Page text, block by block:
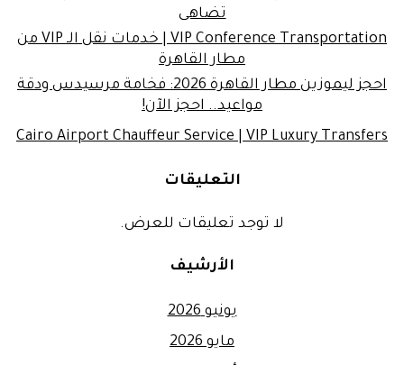
تضاهى
VIP Conference Transportation | خدمات نقل الـ VIP من
مطار القاهرة
احجز ليموزين مطار القاهرة 2026: فخامة مرسيدس ودقة
مواعيد.. احجز الآن!
Cairo Airport Chauffeur Service | VIP Luxury Transfers
التعليقات
لا توجد تعليقات للعرض.
الأرشيف
يونيو 2026
مايو 2026